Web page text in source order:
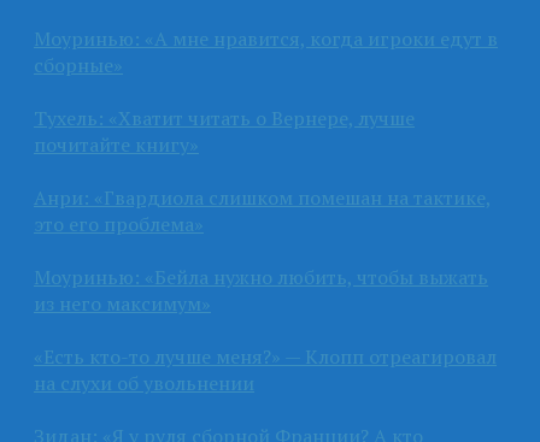
Моуринью: «А мне нравится, когда игроки едут в
сборные»
Тухель: «Хватит читать о Вернере, лучше
почитайте книгу»
Анри: «Гвардиола слишком помешан на тактике,
это его проблема»
Моуринью: «Бейла нужно любить, чтобы выжать
из него максимум»
«Есть кто-то лучше меня?» — Клопп отреагировал
на слухи об увольнении
Зидан: «Я у руля сборной Франции? А кто